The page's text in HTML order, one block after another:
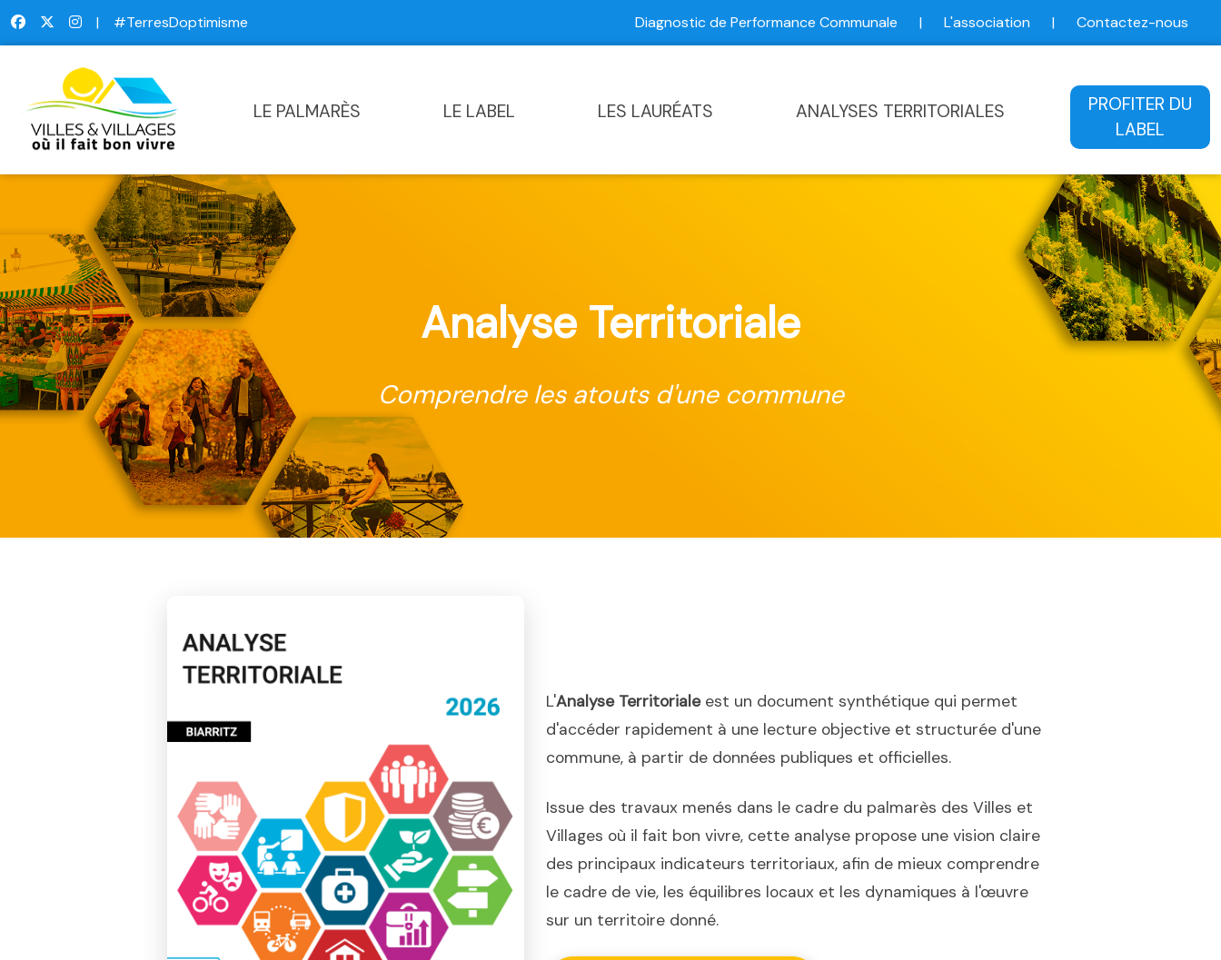
| #TerresDoptimisme Diagnostic de Performance Communale | L'association | Contactez-nous
LE PALMARÈS LE LABEL LES LAURÉATS ANALYSES TERRITORIALES
PROFITER DU
LABEL
Analyse Territoriale
Comprendre les atouts d'une commune
L'Analyse Territorialeest un document synthétique qui permet
d'accéder rapidement à une lecture objective et structurée d'une
commune, à partir de données publiques et officielles.
Issue des travaux menés dans le cadre du palmarès des Villes et
Villages où il fait bon vivre, cette analyse propose une vision claire
des principaux indicateurs territoriaux, afin de mieux comprendre
le cadre de vie, les équilibres locaux et les dynamiques à l'œuvre
sur un territoire donné.